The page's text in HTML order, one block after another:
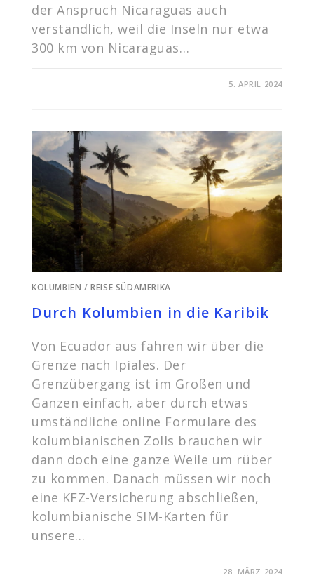
der Anspruch Nicaraguas auch
verständlich, weil die Inseln nur etwa
300 km von Nicaraguas…
5. APRIL 2024
KOLUMBIEN /REISE SÜDAMERIKA
Durch Kolumbien in die Karibik
Von Ecuador aus fahren wir über die
Grenze nach Ipiales. Der
Grenzübergang ist im Großen und
Ganzen einfach, aber durch etwas
umständliche online Formulare des
kolumbianischen Zolls brauchen wir
dann doch eine ganze Weile um rüber
zu kommen. Danach müssen wir noch
eine KFZ-Versicherung abschließen,
kolumbianische SIM-Karten für
unsere…
28. MÄRZ 2024